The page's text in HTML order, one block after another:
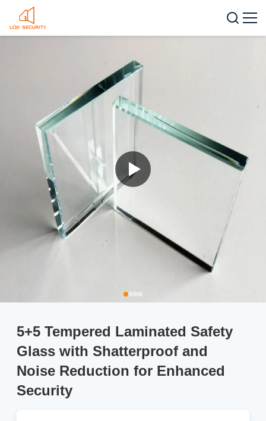
5+5 Tempered Laminated Safety
Glass with Shatterproof and
Noise Reduction for Enhanced
Security